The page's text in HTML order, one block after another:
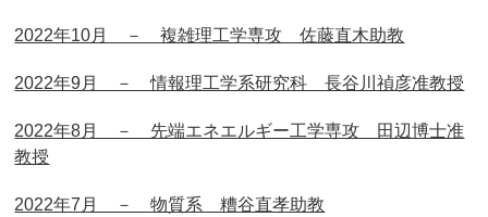
2022年10月 － 複雑理工学専攻 佐藤直木助教
2022年9月 － 情報理工学系研究科 長谷川禎彦准教授
2022年8月 － 先端エネエルギー工学専攻 田辺博士准
教授
2022年7月 － 物質系 糟谷直孝助教